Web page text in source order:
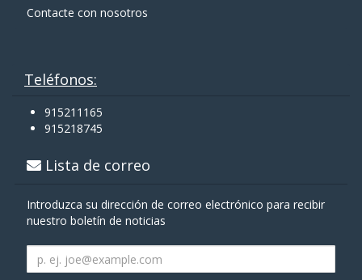
Contacte con nosotros
Teléfonos:
915211165
915218745
Lista de correo
Introduzca su dirección de correo electrónico para recibir
nuestro boletín de noticias